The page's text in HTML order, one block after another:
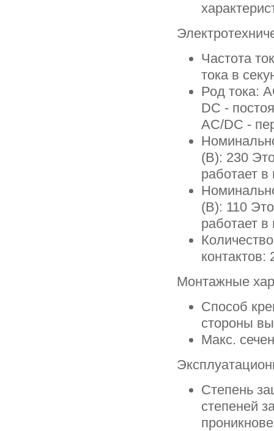
Частота
тока в
Род тока:
DC -
AC/DC -
(В): 230
работает
(В): 110
работает
контактов:
Монтажные
Способ
стороны
Макс.
Степень
степеней